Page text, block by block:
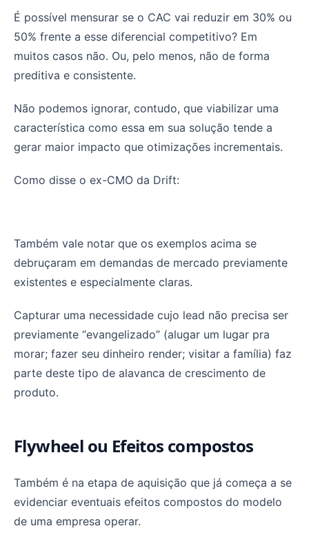
É possível mensurar se o CAC vai reduzir em 30% ou
50% frente a esse diferencial competitivo? Em
muitos casos não. Ou, pelo menos, não de forma
preditiva e consistente.
Não podemos ignorar, contudo, que viabilizar uma
característica como essa em sua solução tende a
gerar maior impacto que otimizações incrementais.
Como disse o ex-CMO da Drift:
Também vale notar que os exemplos acima se
debruçaram em demandas de mercado previamente
existentes e especialmente claras.
Capturar uma necessidade cujo lead não precisa ser
previamente “evangelizado” (alugar um lugar pra
morar; fazer seu dinheiro render; visitar a família) faz
parte deste tipo de alavanca de crescimento de
produto.
Flywheel ou Efeitos compostos
Também é na etapa de aquisição que já começa a se
evidenciar eventuais efeitos compostos do modelo
de uma empresa operar.